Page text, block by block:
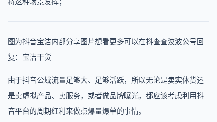
图为抖音宝洁内部分享图片想看更多可以在抖查查波波公号回
复：宝洁干货
由于抖音公域流量足够大、足够活跃，所以无论是卖实体货还
是卖虚拟产品、卖服务，或者做品牌曝光，都应该考虑利用抖
音平台的周期红利来做点爆量爆单的事情。